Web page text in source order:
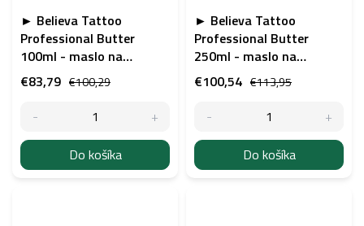
► Believa Tattoo
Professional Butter
100ml - maslo na
tetovanie - 6ks
€100,29
€83,79
Do košíka
► Believa Tattoo
Professional Butter
250ml - maslo na
tetovanie - 4ks
€113,95
€100,54
Do košíka